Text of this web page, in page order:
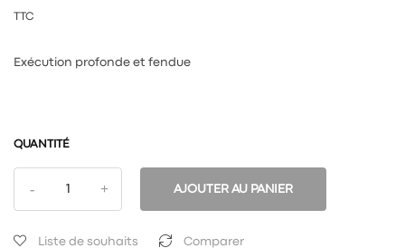
TTC
Exécution profonde et fendue
QUANTITÉ
AJOUTER AU PANIER
Liste de souhaits Comparer